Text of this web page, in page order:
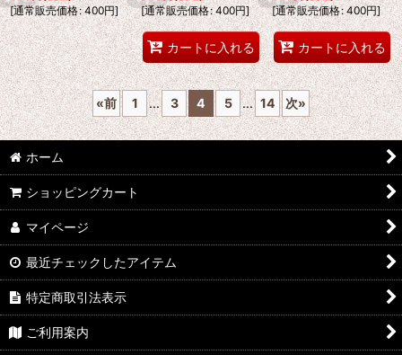
[通常販売価格: 400円]
[通常販売価格: 400円]
カートに入れる
[通常販売価格: 400円]
カートに入れる
«前 1 ... 3 4 5 ... 14 次»
ホーム
ショッピングカート
マイページ
最近チェックしたアイテム
特定商取引法表示
ご利用案内